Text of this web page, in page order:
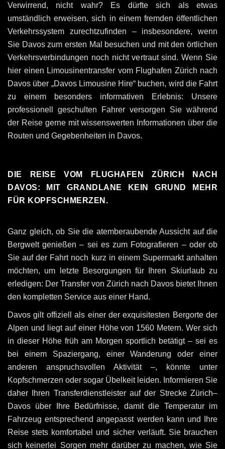
Verwirrend, nicht wahr? Es dürfte sich als etwas
umständlich erweisen, sich in einem fremden öffentlichen
Verkehrssystem zurechtzufinden – insbesondere, wenn
Sie Davos zum ersten Mal besuchen und mit den örtlichen
Verkehrsverbindungen noch nicht vertraut sind. Wenn Sie
hier einen Limousinentransfer vom Flughafen Zürich nach
Davos über „Davos Limousine Hire“ buchen, wird die Fahrt
zu einem besonders informativen Erlebnis: Unsere
professionell geschulten Fahrer versorgen Sie während
der Reise gerne mit wissenswerten Informationen über die
Routen und Gegebenheiten in Davos.
DIE REISE VOM FLUGHAFEN ZÜRICH NACH
DAVOS: MIT GRANDLANE KEIN GRUND MEHR
FÜR KOPFSCHMERZEN.
Ganz gleich, ob Sie die atemberaubende Aussicht auf die
Bergwelt genießen – sei es zum Fotografieren – oder ob
Sie auf der Fahrt noch kurz in einem Supermarkt anhalten
möchten, um letzte Besorgungen für Ihren Skiurlaub zu
erledigen: Der Transfer von Zürich nach Davos bietet Ihnen
den kompletten Service aus einer Hand.
Davos gilt offiziell als einer der exquisitesten Bergorte der
Alpen und liegt auf einer Höhe von 1560 Metern. Wer sich
in dieser Höhe früh am Morgen sportlich betätigt – sei es
bei einem Spaziergang, einer Wanderung oder einer
anderen anspruchsvollen Aktivität –, könnte unter
Kopfschmerzen oder sogar Übelkeit leiden. Informieren Sie
daher Ihren Transferdienstleister auf der Strecke Zürich–
Davos über Ihre Bedürfnisse, damit die Temperatur im
Fahrzeug entsprechend angepasst werden kann und Ihre
Reise stets komfortabel und sicher verläuft. Sie brauchen
sich keinerlei Sorgen mehr darüber zu machen, wie Sie